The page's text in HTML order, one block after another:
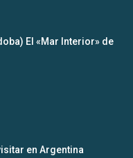
El «Mar Interior» de
en Argentina